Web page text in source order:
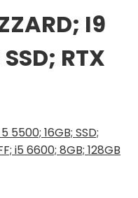
I9
RTX
5500; 16GB; SSD;
i5 6600; 8GB; 128GB